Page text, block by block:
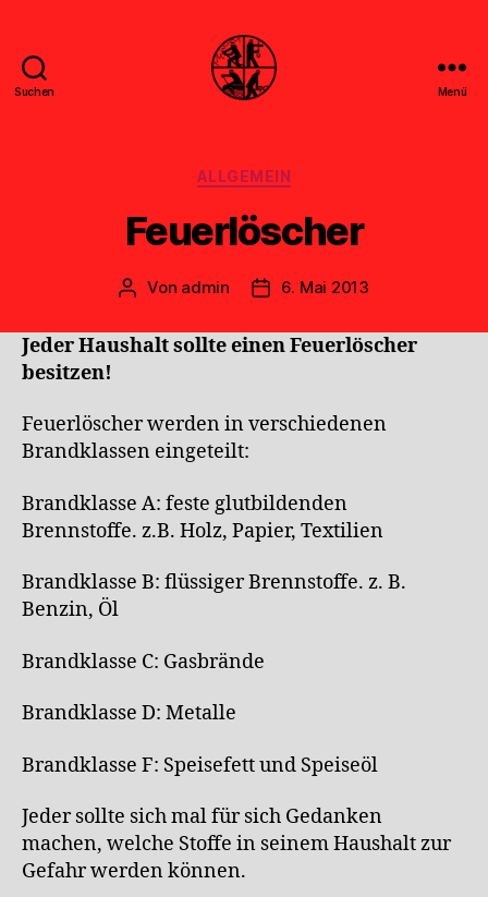
Suchen Menü
Kategorien
ALLGEMEIN
Feuerlöscher
Beitragsautor
Von admin Veröffentlichungsdatum
6. Mai 2013
Jeder Haushalt sollte einen Feuerlöscher
besitzen!
Feuerlöscher werden in verschiedenen
Brandklassen eingeteilt:
Brandklasse A: feste glutbildenden
Brennstoffe. z.B. Holz, Papier, Textilien
Brandklasse B: flüssiger Brennstoffe. z. B.
Benzin, Öl
Brandklasse C: Gasbrände
Brandklasse D: Metalle
Brandklasse F: Speisefett und Speiseöl
Jeder sollte sich mal für sich Gedanken
machen, welche Stoffe in seinem Haushalt zur
Gefahr werden können.